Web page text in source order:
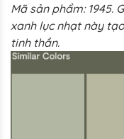
Mã sản phẩm: 1945.
xanh lục nhạt này
tinh thần.